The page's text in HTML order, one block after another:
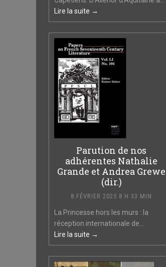
Lire la suite →
Parution de nos
adhérentes Nathalie
Grande et Andrea Grewe
(dir.)
8 FÉVRIER 2025 8 H 33 MIN
La Princesse hors les murs : la
réception internationale de...
Lire la suite →